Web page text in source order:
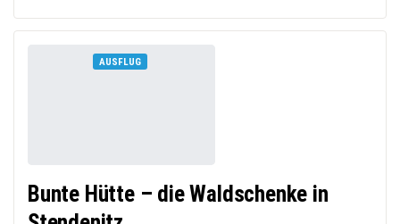
AUSFLUG
Bunte Hütte – die Waldschenke in